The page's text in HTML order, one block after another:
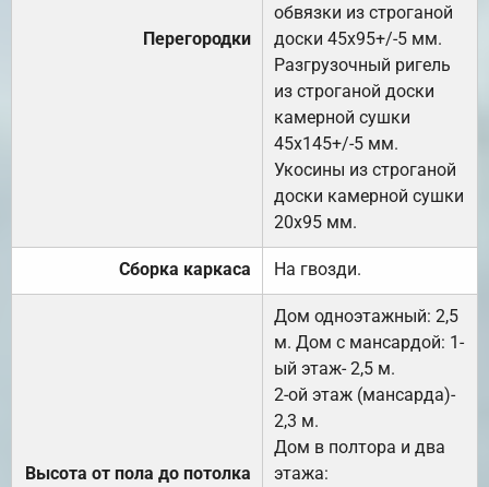
Перегородки
обвязки из строганой
доски 45х95+/-5 мм.
Разгрузочный ригель
из строганой доски
камерной сушки
45х145+/-5 мм.
Укосины из строганой
доски камерной сушки
20х95 мм.
Сборка каркаса На гвозди.
Высота от пола до потолка
Дом одноэтажный: 2,5
м. Дом с мансардой: 1-
ый этаж- 2,5 м.
2-ой этаж (мансарда)-
2,3 м.
Дом в полтора и два
этажа: